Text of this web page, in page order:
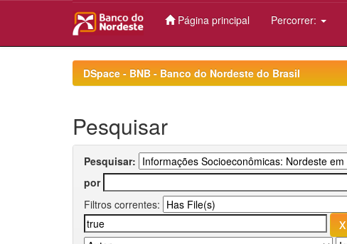
Página principal Percorrer:
DSpace - BNB - Banco do Nordeste do Brasil
Pesquisar
Pesquisar:
por
Filtros correntes: